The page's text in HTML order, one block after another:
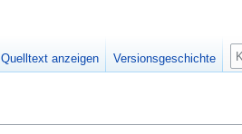
Quelltext anzeigen Versionsgeschichte